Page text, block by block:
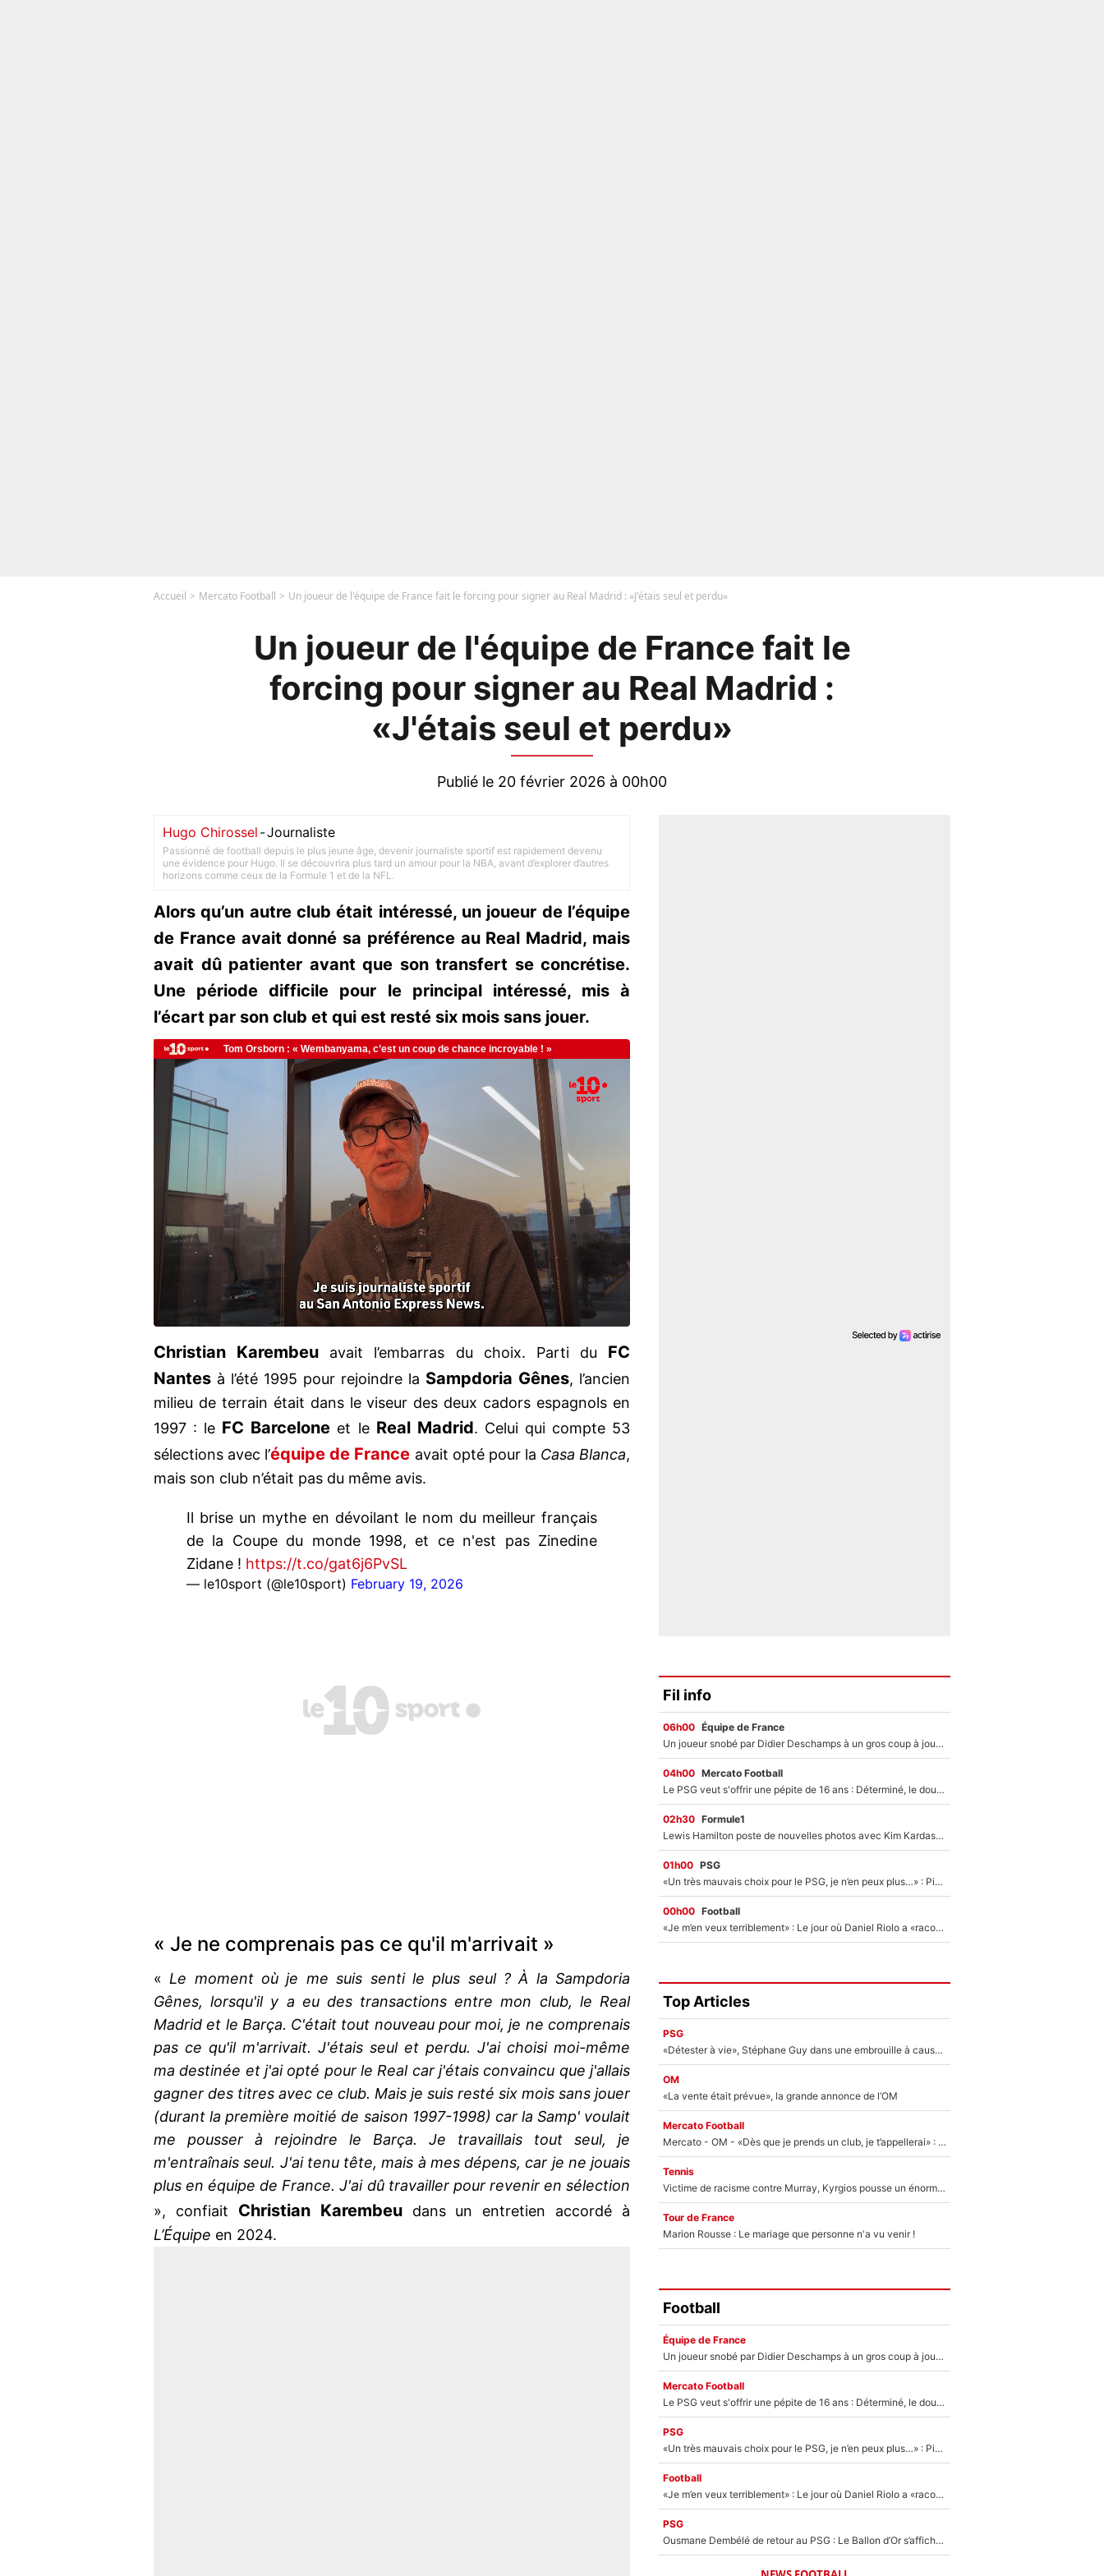
Accueil Mercato Football Un joueur de l'équipe de France fait le forcing pour signer au Real Madrid : «J'étais seul et perdu»
Un joueur de l'équipe de France fait le
forcing pour signer au Real Madrid :
«J'étais seul et perdu»
Publié le 20 février 2026 à 00h00
Hugo Chirossel -Journaliste
Passionné de football depuis le plus jeune âge, devenir journaliste sportif est rapidement devenu
une évidence pour Hugo. Il se découvrira plus tard un amour pour la NBA, avant d’explorer d’autres
horizons comme ceux de la Formule 1 et de la NFL.
Alors qu’un autre club était intéressé, un joueur de l’équipe
de France avait donné sa préférence au Real Madrid, mais
avait dû patienter avant que son transfert se concrétise.
Une période difficile pour le principal intéressé, mis à
l’écart par son club et qui est resté six mois sans jouer.
Christian Karembeu avait l’embarras du choix. Parti du FC
Nantes à l’été 1995 pour rejoindre la Sampdoria Gênes, l’ancien
milieu de terrain était dans le viseur des deux cadors espagnols en
1997 : le FC Barcelone et leReal Madrid. Celui qui compte 53
sélections avec l’équipe de France avait opté pour la Casa Blanca,
mais son club n’était pas du même avis.
Il brise un mythe en dévoilant le nom du meilleur français
de la Coupe du monde 1998, et ce n'est pas Zinedine
Zidane ! https://t.co/gat6j6PvSL
— le10sport (@le10sport) February 19, 2026
« Je ne comprenais pas ce qu'il m'arrivait »
«Le moment où je me suis senti le plus seul ? À la Sampdoria
Gênes, lorsqu'il y a eu des transactions entre mon club, le Real
Madrid et le Barça. C'était tout nouveau pour moi, je ne comprenais
pas ce qu'il m'arrivait. J'étais seul et perdu. J'ai choisi moi-même
ma destinée et j'ai opté pour le Real car j'étais convaincu que j'allais
gagner des titres avec ce club. Mais je suis resté six mois sans jouer
(durant la première moitié de saison 1997-1998) car la Samp' voulait
me pousser à rejoindre le Barça. Je travaillais tout seul, je
m'entraînais seul. J'ai tenu tête, mais à mes dépens, car je ne jouais
plus en équipe de France. J'ai dû travailler pour revenir en sélection
», confiait Christian Karembeudans un entretien accordé à
L’Équipe en 2024.
Fil info
06h00 Équipe de France
Un joueur snobé par Didier Deschamps à un gros coup à jouer en équipe de France : Zinedine Zidane a trouvé son numéro 9 ?
04h00 Mercato Football
Le PSG veut s'offrir une pépite de 16 ans : Déterminé, le double champion d'Europe en titre est prêt à lâcher 40M€ pour celui que l'on compare déjà à Vinicius Jr !
02h30 Formule1
Lewis Hamilton poste de nouvelles photos avec Kim Kardashian : Ses fans le voient déjà redevenir champion du monde de F1 grâce à elle !
01h00 PSG
«Un très mauvais choix pour le PSG, je n’en peux plus…» : Pierre Ménès s’est complètement trompé avec Luis Enrique et ces déclarations le prouvent !
00h00 Football
«Je m’en veux terriblement» : Le jour où Daniel Riolo a «raconté n’importe quoi» dans l'After Foot !
Top Articles
PSG
«Détester à vie», Stéphane Guy dans une embrouille à cause du PSG !
OM
«La vente était prévue», la grande annonce de l’OM
Mercato Football
Mercato - OM - «Dès que je prends un club, je t’appellerai» : La promesse de Marcelino au moment de claquer la porte
Tennis
Victime de racisme contre Murray, Kyrgios pousse un énorme coup de gueule !
Tour de France
Marion Rousse : Le mariage que personne n'a vu venir !
Football
Équipe de France
Un joueur snobé par Didier Deschamps à un gros coup à jouer en équipe de France : Zinedine Zidane a trouvé son numéro 9 ?
Mercato Football
Le PSG veut s'offrir une pépite de 16 ans : Déterminé, le double champion d'Europe en titre est prêt à lâcher 40M€ pour celui que l'on compare déjà à Vinicius Jr !
PSG
«Un très mauvais choix pour le PSG, je n’en peux plus…» : Pierre Ménès s’est complètement trompé avec Luis Enrique et ces déclarations le prouvent !
Football
«Je m’en veux terriblement» : Le jour où Daniel Riolo a «raconté n’importe quoi» dans l'After Foot !
PSG
Ousmane Dembélé de retour au PSG : Le Ballon d’Or s’affiche avec Bradley Barcola en plein cœur du feuilleton sur son départ !